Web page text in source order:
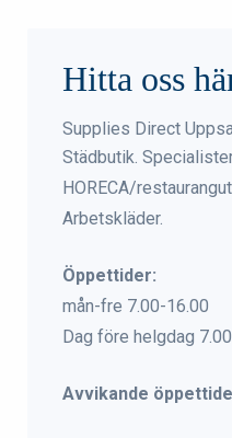
Hitta oss
Supplies Direct
Städbutik.
HORECA/
Arbetskläder.
Öppettider:
mån-fre 7.00-16.00
Dag före helgdag
Avvikande